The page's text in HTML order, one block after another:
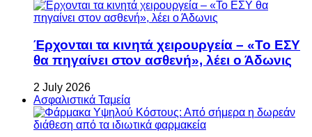
Έρχονται τα κινητά χειρουργεία – «Το ΕΣΥ
θα πηγαίνει στον ασθενή», λέει ο Άδωνις
2 July 2026
Ασφαλιστικά Ταμεία